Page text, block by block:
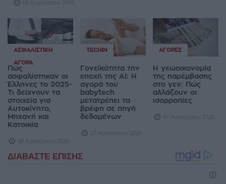
08 Αυγούστου 2026
ΑΣΦΑΛΙΣΤΙΚΉ
ΑΓΟΡΆ
Πώς
ασφαλίστηκαν οι
Έλληνες το 2025-
Τι δείχνουν τα
στοιχεία για
Αυτοκίνητο,
Μηχανή και
Κατοικία
08 Αυγούστου 2026
TECHIN
Γονεϊκότητα την
εποχή της AI: Η
αγορά του
babytech
μετατρέπει τα
βρέφη σε πηγή
δεδομένων
07 Αυγούστου 2026
ΑΓΟΡΈΣ
Η γεωοικονομία
της παρέμβασης
στο γεν: Πώς
αλλάζουν οι
ισορροπίες
07 Αυγούστου 2026